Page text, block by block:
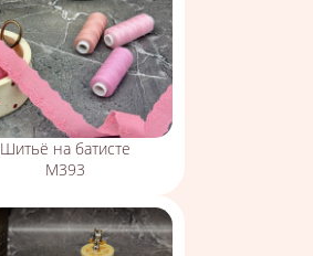
Шитьё на батисте
М393